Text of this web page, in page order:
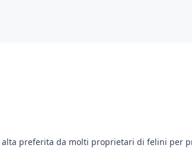
alta preferita da molti proprietari di felini